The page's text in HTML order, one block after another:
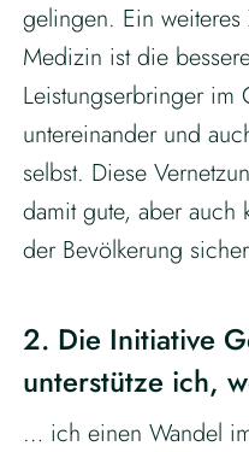
gelingen. Ein
Medizin ist die
Leistungserbringer im
untereinander und
selbst. Diese
damit gute, aber auch
der Bevölkerung
2. Die Initiative
unterstütze ich,
… ich einen Wandel